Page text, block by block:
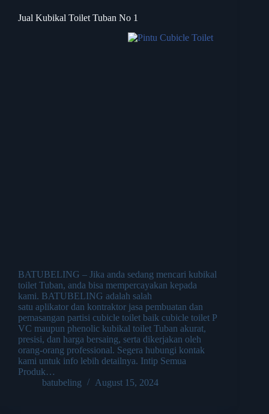
Jual Kubikal Toilet Tuban No 1
BATUBELING – Jika anda sedang mencari kubikal
toilet Tuban, anda bisa mempercayakan kepada
kami. BATUBELING adalah salah
satu aplikator dan kontraktor jasa pembuatan dan
pemasangan partisi cubicle toilet baik cubicle toilet P
VC maupun phenolic kubikal toilet Tuban akurat,
presisi, dan harga bersaing, serta dikerjakan oleh
orang-orang professional. Segera hubungi kontak
kami untuk info lebih detailnya. Intip Semua
Produk…
batubeling
August 15, 2024